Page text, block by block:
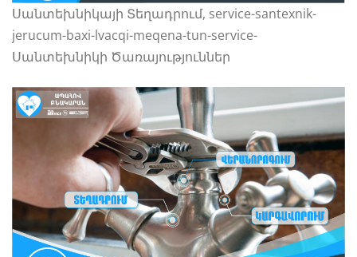
Սանտեխնիկայի Տեղադրում, service-santexnik-
jerucum-baxi-lvacqi-meqena-tun-service-
Սանտեխնիկի Ծառայություններ